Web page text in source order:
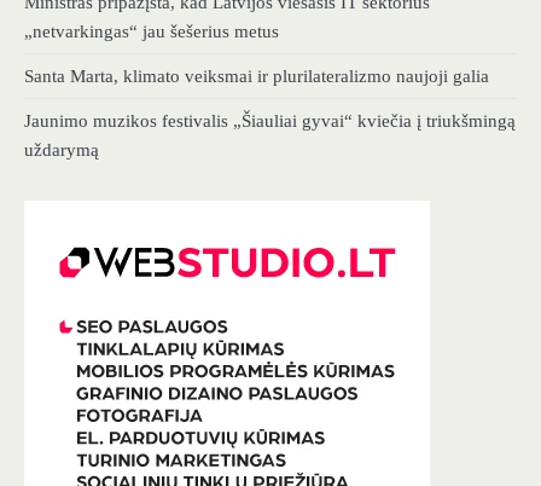
„netvarkingas“ jau šešerius metus
Santa Marta, klimato veiksmai ir plurilateralizmo naujoji galia
Jaunimo muzikos festivalis „Šiauliai gyvai“ kviečia į triukšmingą
uždarymą